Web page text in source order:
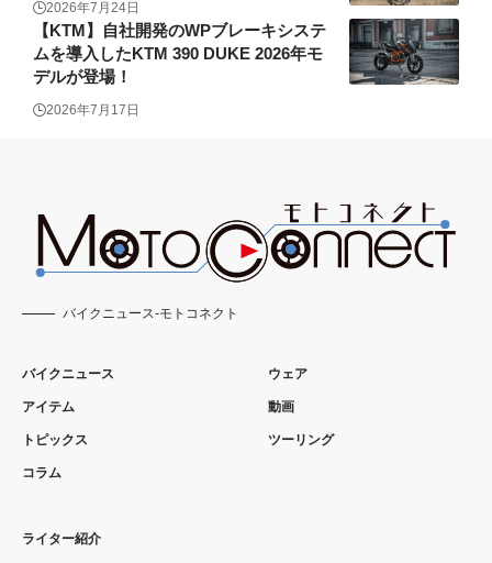
2026年7月24日
【KTM】自社開発のWPブレーキシステ
ムを導入したKTM 390 DUKE 2026年モ
デルが登場！
2026年7月17日
バイクニュース-モトコネクト
バイクニュース
アイテム
トピックス
コラム
ウェア
動画
ツーリング
ライター紹介